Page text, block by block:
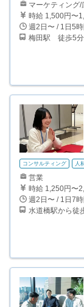
マーケティング/
時給 1,500円〜
週2日〜 / 1日5
梅田駅 徒歩5分
コンサルティング 人
営業
時給 1,250円〜
週2日〜 / 1日7